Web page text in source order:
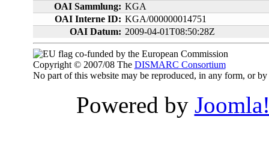
OAI Sammlung: KGA
OAI Interne ID: KGA/000000014751
OAI Datum: 2009-04-01T08:50:28Z
co-funded by the European Commission
Copyright © 2007/08 The DISMARC Consortium
No part of this website may be reproduced, in any form, or
Powered by